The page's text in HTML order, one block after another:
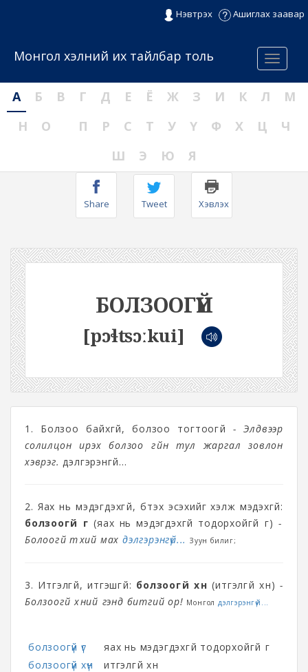
Нэвтрэх Ашиглах заавар
Menu
Монгол хэлний их тайлбар толь
А Б В Г Д Е Ё Ж З И К Л
М
Н
О П Р С Т У Ү Ф Х Ц
Ч
Ш
Э Ю Я
Share Tweet Хэвлэх
БОЛЗООГҮЙ
[pɔɬʦɔːkui]
1. Болзоо байхгүй, болзоо тогтоогүй- Элдвээр
солилцон ирэх болзоо үгүйн тул жаргал зовлон
хэврэг. дэлгэрэнгүй...
2. Яах нь мэдэгдэхгүй, бүтэх эсэхийг хэлж мэдэхгүй:
болзоогүй үг (яах нь мэдэгдэхгүй тодорхойгүй үг) -
Болоогүй түүхий махдэлгэрэнгүй... Зуун билиг;
3. Итгэлгүй, итгэшгүй: болзоогүй хүн (итгэлгүй хүн)-
Болзоогүй хүний үгэнд битгий ор! Монголдэлгэрэнгүй...
болзоогүй үг
яах нь мэдэгдэхгүй тодорхойгүй үг
болзоогүй хүн
итгэлгүй хүн